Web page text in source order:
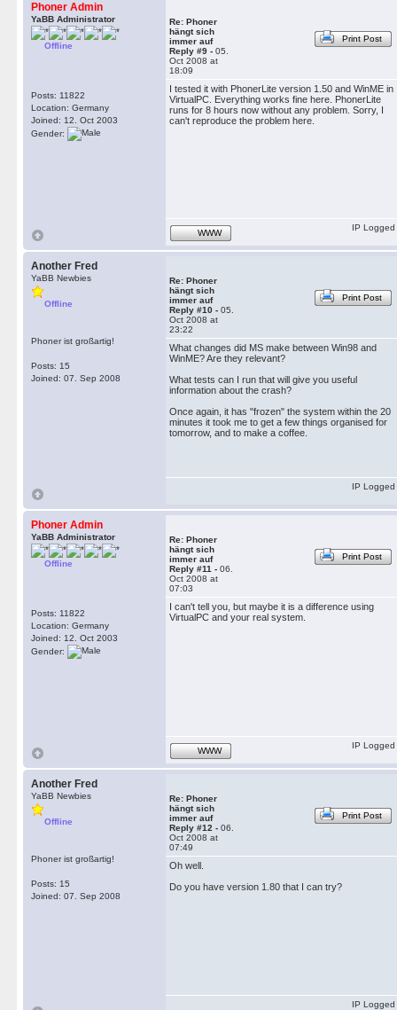
Phoner Admin
YaBB Administrator
Offline
Posts: 11822
Location: Germany
Joined: 12. Oct 2003
Gender:
Re: Phoner
hängt sich
immer auf
Reply #9 - 05.
Oct 2008 at
18:09
Print Post
I tested it with PhonerLite version 1.50 and WinME in
VirtualPC. Everything works fine here. PhonerLite
runs for 8 hours now without any problem. Sorry, I
can't reproduce the problem here.
WWW
IP Logged
Another Fred
YaBB Newbies
Offline
Phoner ist großartig!
Posts: 15
Joined: 07. Sep 2008
Re: Phoner
hängt sich
immer auf
Reply #10 - 05.
Oct 2008 at
23:22
Print Post
What changes did MS make between Win98 and
WinME? Are they relevant?
What tests can I run that will give you useful
information about the crash?
Once again, it has "frozen" the system within the 20
minutes it took me to get a few things organised for
tomorrow, and to make a coffee.
IP Logged
Phoner Admin
YaBB Administrator
Offline
Posts: 11822
Location: Germany
Joined: 12. Oct 2003
Gender:
Re: Phoner
hängt sich
immer auf
Reply #11 - 06.
Oct 2008 at
07:03
Print Post
I can't tell you, but maybe it is a difference using
VirtualPC and your real system.
WWW
IP Logged
Another Fred
YaBB Newbies
Offline
Phoner ist großartig!
Posts: 15
Joined: 07. Sep 2008
Re: Phoner
hängt sich
immer auf
Reply #12 - 06.
Oct 2008 at
07:49
Print Post
Oh well.
Do you have version 1.80 that I can try?
IP Logged